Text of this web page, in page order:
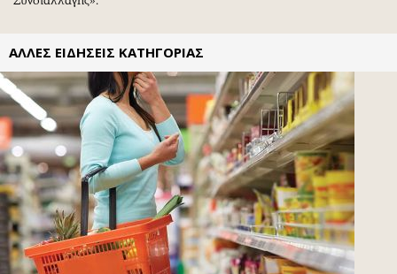
ΑΛΛΕΣ ΕΙΔΗΣΕΙΣ ΚΑΤΗΓΟΡΙΑΣ